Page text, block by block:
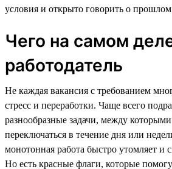
условия и открыто говорить о
Чего на самом
работодатель
Не каждая вакансия с требованием
стресс и переработки. Чаще всего
разнообразные задачи, между
переключаться в течение дня или
монотонная работа быстро утомляет и
Но есть красные флаги, которые